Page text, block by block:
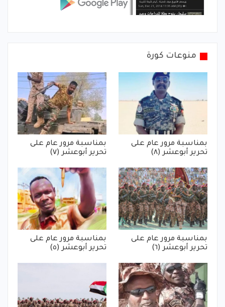
منوعات كورة
بمناسبة مرور عام على
تحرير أبوعشر (٨)
بمناسبة مرور عام على
تحرير أبوعشر (٧)
بمناسبة مرور عام على
تحرير أبوعشر (٦)
بمناسبة مرور عام على
تحرير أبوعشر (٥)